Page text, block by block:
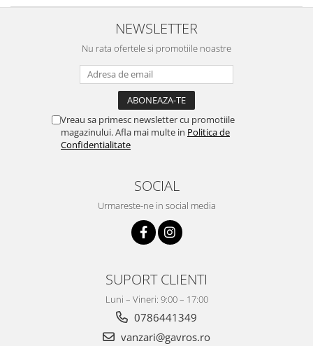
NEWSLETTER
Nu rata ofertele si promotiile noastre
Vreau sa primesc newsletter cu promotiile
magazinului. Afla mai multe in Politica de
Confidentialitate
SOCIAL
Urmareste-ne in social media
SUPORT CLIENTI
Luni – Vineri: 9:00 – 17:00
0786441349
vanzari@gavros.ro